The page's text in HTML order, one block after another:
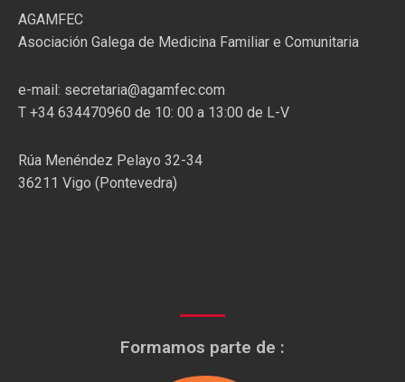
AGAMFEC
Asociación Galega de Medicina Familiar e Comunitaria
e-mail: secretaria@agamfec.com
T +34 634470960 de 10: 00 a 13:00 de L-V
Rúa Menéndez Pelayo 32-34
36211 Vigo (Pontevedra)
Formamos parte de :